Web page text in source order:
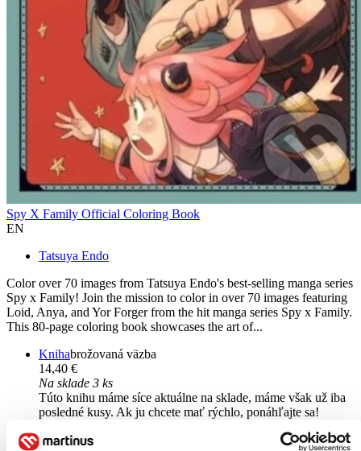
Spy X Family Official Coloring Book
EN
Tatsuya Endo
Color over 70 images from Tatsuya Endo's best-selling manga series
Spy x Family! Join the mission to color in over 70 images featuring
Loid, Anya, and Yor Forger from the hit manga series Spy x Family.
This 80-page coloring book showcases the art of...
Knihabrožovaná väzba
14,40 €
Na sklade 3 ks
Túto knihu máme síce aktuálne na sklade, máme však už iba
posledné kusy. Ak ju chcete mať rýchlo, ponáhľajte sa!
Pridať do zoznamu